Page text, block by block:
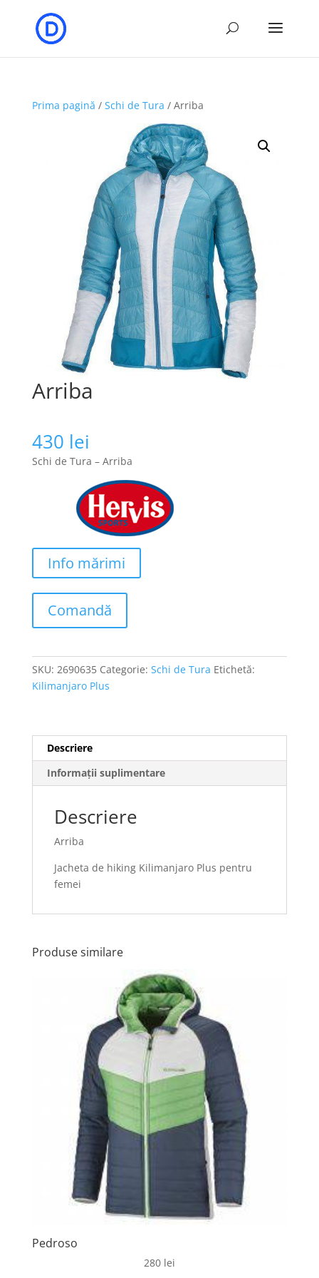
Prima pagină / Schi de Tura / Arriba
Arriba
430 lei
Schi de Tura – Arriba
Info mărimi
Comandă
SKU: 2690635 Categorie: Schi de Tura Etichetă:
Kilimanjaro Plus
Descriere
Informații suplimentare
Descriere
Arriba
Jacheta de hiking Kilimanjaro Plus pentru
femei
Produse similare
Pedroso
280 lei